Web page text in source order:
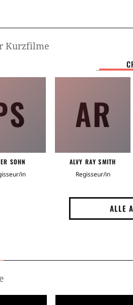
Kurzfilme
SOHN
in
AR
ALVY RAY SMITH
Regisseur/in
ALLE